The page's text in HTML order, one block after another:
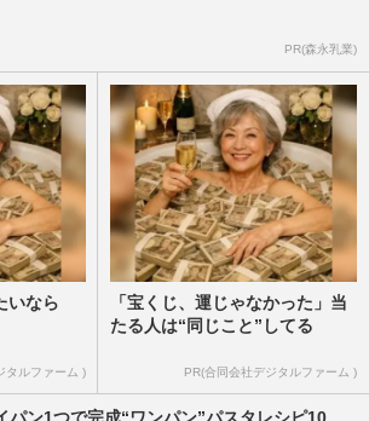
PR(森永乳業)
いなら
タルファーム )
「宝くじ、運じゃなかった」当
たる人は“同じこと”してる
PR(合同会社デジタルファーム )
パン1つで完成“ワンパン”パスタレシピ10